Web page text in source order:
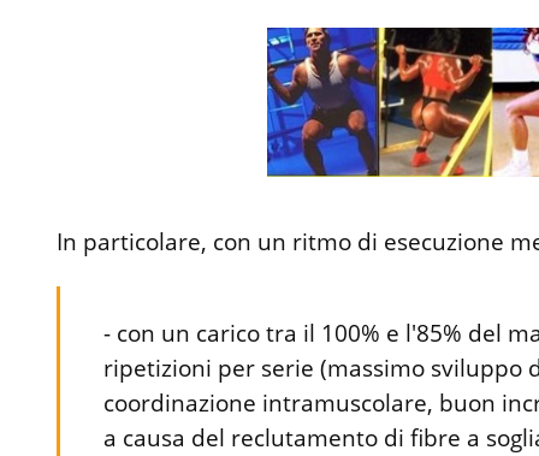
In particolare, con un ritmo di esecuzione
- con un carico tra il 100% e l'85% del
ripetizioni per serie (massimo sviluppo
coordinazione intramuscolare, buon
a causa del reclutamento di fibre a